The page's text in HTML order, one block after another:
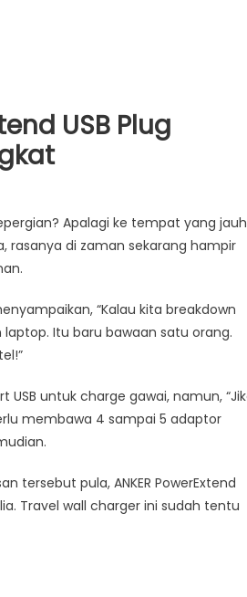
USB Plug
Apalagi ke tempat yang jauh
rasanya di zaman sekarang hampir
“Kalau kita breakdown
laptop. Itu baru bawaan satu orang.
untuk charge gawai, namun,
membawa 4 sampai 5 adaptor
tersebut pula, ANKER PowerExtend
Travel wall charger ini sudah tentu